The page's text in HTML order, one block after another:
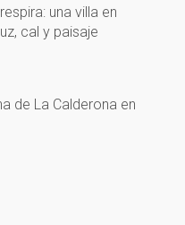
una villa en
cal y paisaje
de La Calderona en